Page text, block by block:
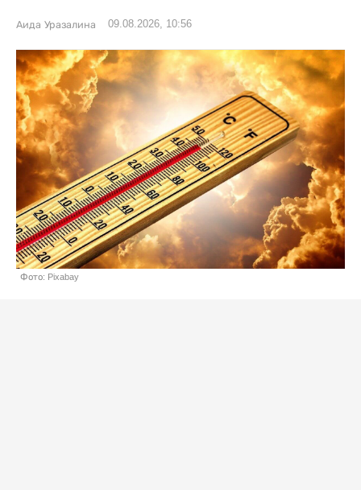
Аида Уразалина 09.08.2026, 10:56
Фото: Pixabay